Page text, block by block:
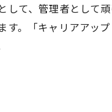
して、管理者として
す。「キャリアアッ